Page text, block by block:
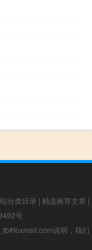
分类目录 | 精选推荐文章 |
号
说明，我们